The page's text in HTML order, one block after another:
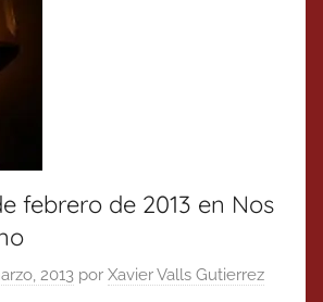
febrero de 2013 en Nos
2013 por Xavier Valls Gutierrez